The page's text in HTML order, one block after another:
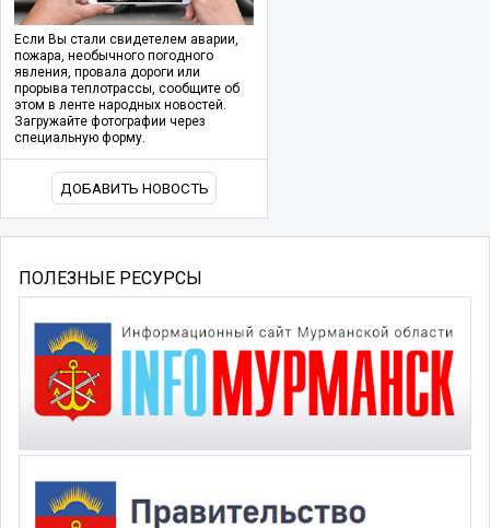
Если Вы стали свидетелем аварии,
пожара, необычного погодного
явления, провала дороги или
прорыва теплотрассы, сообщите об
этом в ленте народных новостей.
Загружайте фотографии через
специальную форму.
ДОБАВИТЬ НОВОСТЬ
ПОЛЕЗНЫЕ РЕСУРСЫ